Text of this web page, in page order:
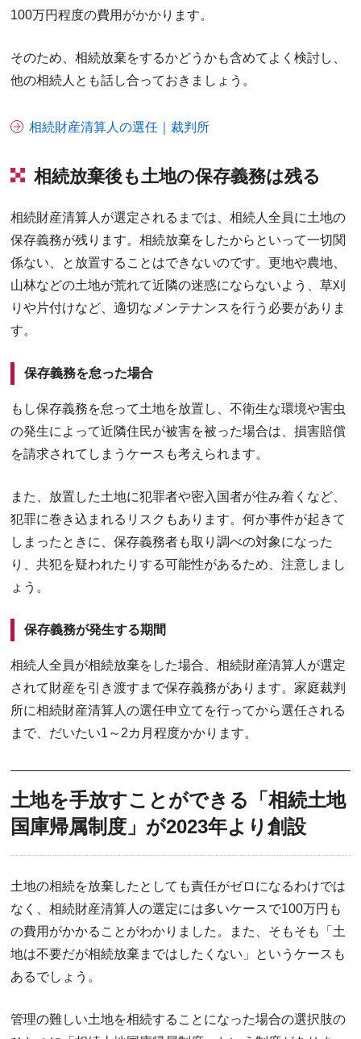
100万円程度の費用がかかります。
そのため、相続放棄をするかどうかも含めてよく検討し、
他の相続人とも話し合っておきましょう。
相続財産清算人の選任｜裁判所
相続放棄後も土地の保存義務は残る
相続財産清算人が選定されるまでは、相続人全員に土地の
保存義務が残ります。相続放棄をしたからといって一切関
係ない、と放置することはできないのです。更地や農地、
山林などの土地が荒れて近隣の迷惑にならないよう、草刈
りや片付けなど、適切なメンテナンスを行う必要がありま
す。
保存義務を怠った場合
もし保存義務を怠って土地を放置し、不衛生な環境や害虫
の発生によって近隣住民が被害を被った場合は、損害賠償
を請求されてしまうケースも考えられます。
また、放置した土地に犯罪者や密入国者が住み着くなど、
犯罪に巻き込まれるリスクもあります。何か事件が起きて
しまったときに、保存義務者も取り調べの対象になった
り、共犯を疑われたりする可能性があるため、注意しまし
ょう。
保存義務が発生する期間
相続人全員が相続放棄をした場合、相続財産清算人が選定
されて財産を引き渡すまで保存義務があります。家庭裁判
所に相続財産清算人の選任申立てを行ってから選任される
まで、だいたい1～2カ月程度かかります。
土地を手放すことができる「相続土地
国庫帰属制度」が2023年より創設
土地の相続を放棄したとしても責任がゼロになるわけでは
なく、相続財産清算人の選定には多いケースで100万円も
の費用がかかることがわかりました。また、そもそも「土
地は不要だが相続放棄まではしたくない」というケースも
あるでしょう。
管理の難しい土地を相続することになった場合の選択肢の